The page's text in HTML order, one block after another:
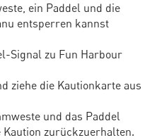
ein Paddel und die
entsperren kannst
Signal zu Fun Harbour
ziehe die Kautionkarte aus
und das Paddel
zurückzuerhalten.